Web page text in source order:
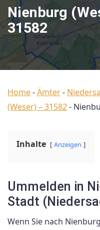
Nienburg
31582
Home-Ämter-
(Weser) – 31582-
Inhalte Anzeigen
Ummelden in
Stadt
Wenn Sie nach